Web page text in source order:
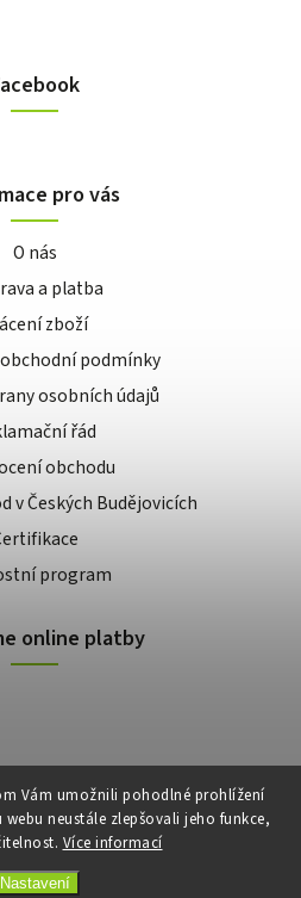
Vám umožnili pohodlné prohlížení
neustále zlepšovali jeho funkce,
Více informací
Nastavení
pro vás
O nás
a platba
zboží
podmínky
osobních údajů
řád
obchodu
v Českých Budějovicích
program
online platby
Slunečnice. Všechna práva vyhrazena.
Shoptet| Design